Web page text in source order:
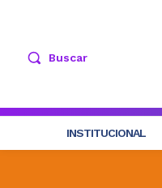
Buscar
INSTITUCIONAL